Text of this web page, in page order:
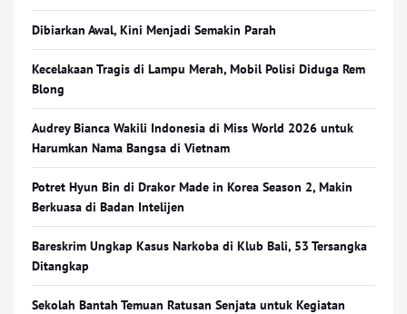
Dibiarkan Awal, Kini Menjadi Semakin Parah
Kecelakaan Tragis di Lampu Merah, Mobil Polisi Diduga Rem
Blong
Audrey Bianca Wakili Indonesia di Miss World 2026 untuk
Harumkan Nama Bangsa di Vietnam
Potret Hyun Bin di Drakor Made in Korea Season 2, Makin
Berkuasa di Badan Intelijen
Bareskrim Ungkap Kasus Narkoba di Klub Bali, 53 Tersangka
Ditangkap
Sekolah Bantah Temuan Ratusan Senjata untuk Kegiatan